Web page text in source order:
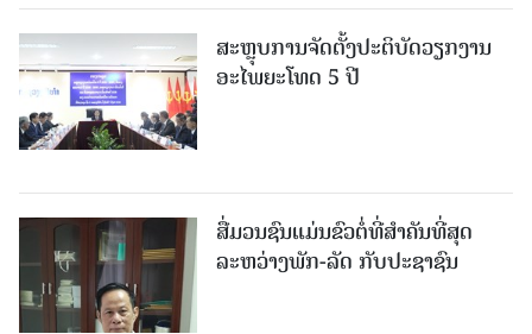
ສະຫຼຸບການຈັດຕັ້ງປະຕິບັດວຽກງານ
ອະໄພຍະໂທດ 5 ປີ
ສື່ມວນຊົນແມ່ນຂົວຕໍ່ທີ່ສໍາຄັນທີ່ສຸດ
ລະຫວ່າງພັກ-ລັດ ກັບປະຊາຊົນ